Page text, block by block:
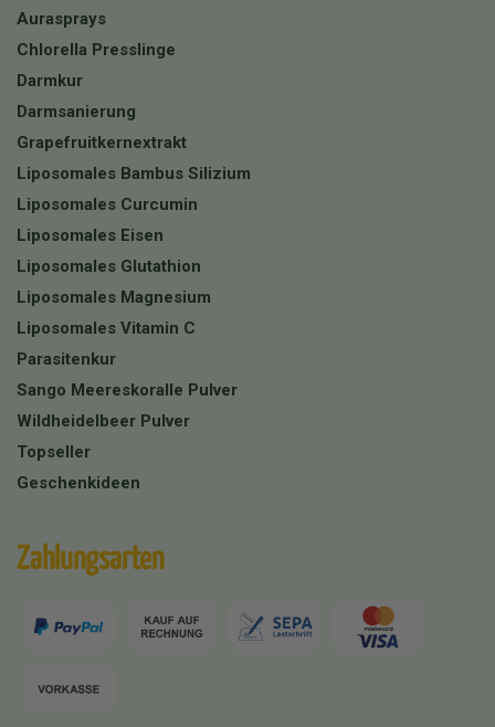
Aurasprays
Chlorella Presslinge
Darmkur
Darmsanierung
Grapefruitkernextrakt
Liposomales Bambus Silizium
Liposomales Curcumin
Liposomales Eisen
Liposomales Glutathion
Liposomales Magnesium
Liposomales Vitamin C
Parasitenkur
Sango Meereskoralle Pulver
Wildheidelbeer Pulver
Topseller
Geschenkideen
Zahlungsarten